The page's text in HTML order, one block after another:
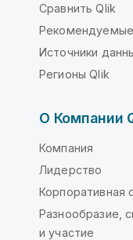
Сравнить Qlik
Рекомендуемые
Источники
Регионы Qlik
О Компании
Компания
Лидерство
Корпоративная
Разнообразие,
и участие